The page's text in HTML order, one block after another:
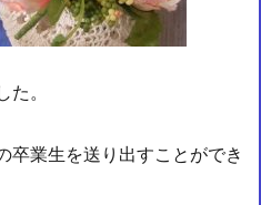
た。
卒業生を送り出すことができ